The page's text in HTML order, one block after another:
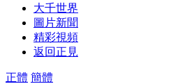
大千世界
圖片新聞
精彩視頻
返回正見
正體 簡體